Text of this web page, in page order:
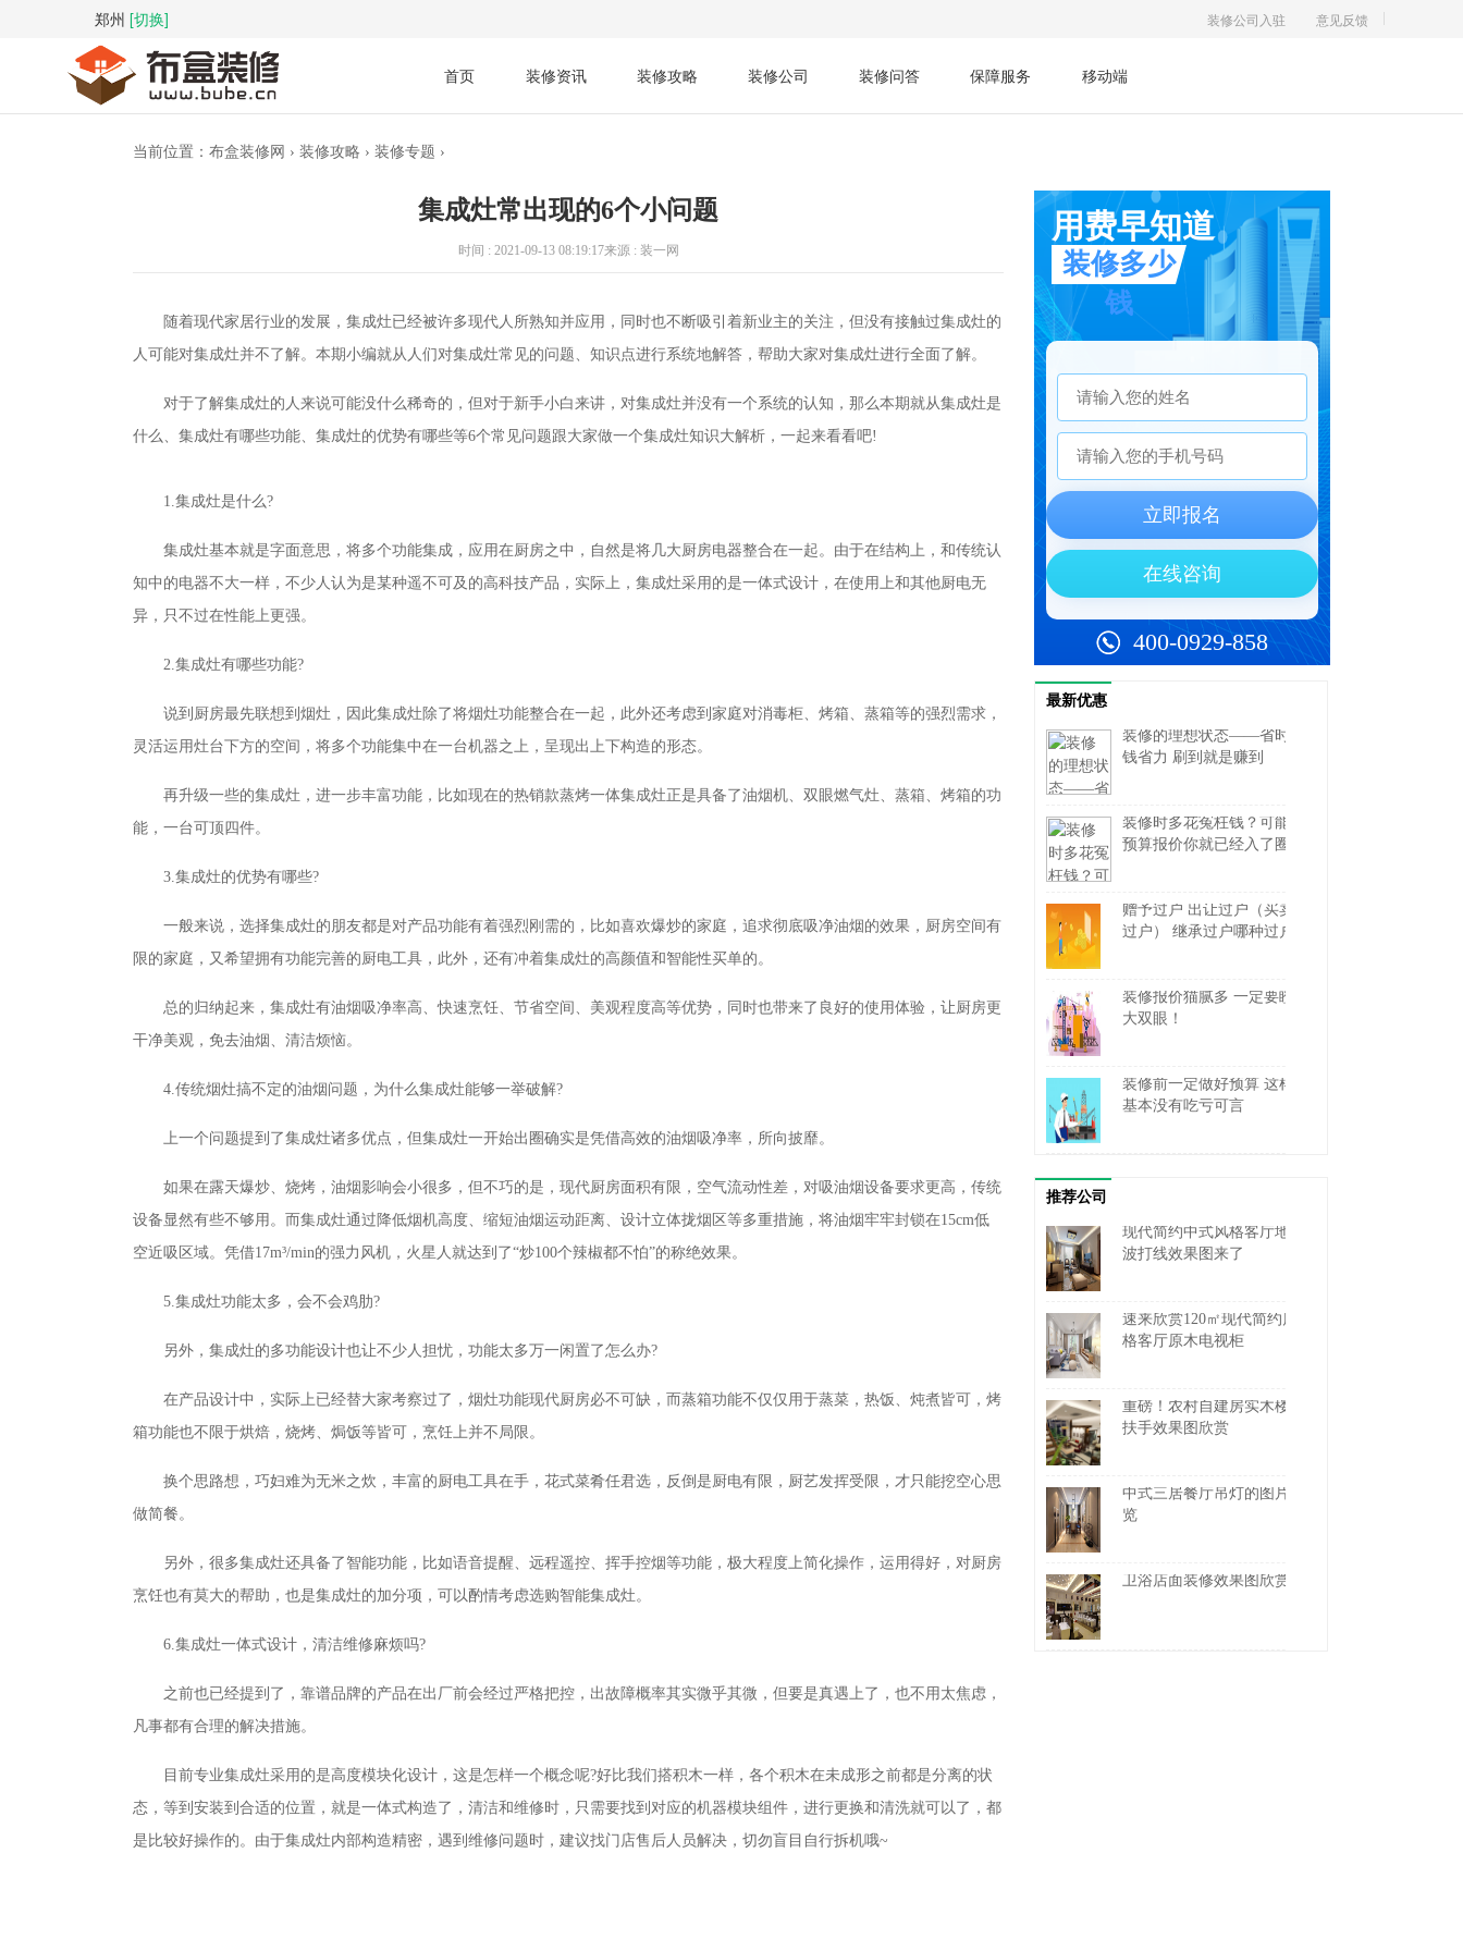
郑州 [切换] 意见反馈
装修公司入驻
首页 装修资讯 装修攻略 装修公司 装修问答 保障服务 移动端
当前位置： 布盒装修网 › 装修攻略 › 装修专题 ›
集成灶常出现的6个小问题
时间 : 2021-09-13 08:19:17来源 : 装一网
随着现代家居行业的发展，集成灶已经被许多现代人所熟知并应用，同时也不断吸引着新业主的关注，但没有接触过集成灶的
人可能对集成灶并不了解。本期小编就从人们对集成灶常见的问题、知识点进行系统地解答，帮助大家对集成灶进行全面了解。
对于了解集成灶的人来说可能没什么稀奇的，但对于新手小白来讲，对集成灶并没有一个系统的认知，那么本期就从集成灶是
什么、集成灶有哪些功能、集成灶的优势有哪些等6个常见问题跟大家做一个集成灶知识大解析，一起来看看吧!
1.集成灶是什么?
集成灶基本就是字面意思，将多个功能集成，应用在厨房之中，自然是将几大厨房电器整合在一起。由于在结构上，和传统认
知中的电器不大一样，不少人认为是某种遥不可及的高科技产品，实际上，集成灶采用的是一体式设计，在使用上和其他厨电无
异，只不过在性能上更强。
2.集成灶有哪些功能?
说到厨房最先联想到烟灶，因此集成灶除了将烟灶功能整合在一起，此外还考虑到家庭对消毒柜、烤箱、蒸箱等的强烈需求，
灵活运用灶台下方的空间，将多个功能集中在一台机器之上，呈现出上下构造的形态。
再升级一些的集成灶，进一步丰富功能，比如现在的热销款蒸烤一体集成灶正是具备了油烟机、双眼燃气灶、蒸箱、烤箱的功
能，一台可顶四件。
3.集成灶的优势有哪些?
一般来说，选择集成灶的朋友都是对产品功能有着强烈刚需的，比如喜欢爆炒的家庭，追求彻底吸净油烟的效果，厨房空间有
限的家庭，又希望拥有功能完善的厨电工具，此外，还有冲着集成灶的高颜值和智能性买单的。
总的归纳起来，集成灶有油烟吸净率高、快速烹饪、节省空间、美观程度高等优势，同时也带来了良好的使用体验，让厨房更
干净美观，免去油烟、清洁烦恼。
4.传统烟灶搞不定的油烟问题，为什么集成灶能够一举破解?
上一个问题提到了集成灶诸多优点，但集成灶一开始出圈确实是凭借高效的油烟吸净率，所向披靡。
如果在露天爆炒、烧烤，油烟影响会小很多，但不巧的是，现代厨房面积有限，空气流动性差，对吸油烟设备要求更高，传统
设备显然有些不够用。而集成灶通过降低烟机高度、缩短油烟运动距离、设计立体拢烟区等多重措施，将油烟牢牢封锁在15cm低
空近吸区域。凭借17m³/min的强力风机，火星人就达到了“炒100个辣椒都不怕”的称绝效果。
5.集成灶功能太多，会不会鸡肋?
另外，集成灶的多功能设计也让不少人担忧，功能太多万一闲置了怎么办?
在产品设计中，实际上已经替大家考察过了，烟灶功能现代厨房必不可缺，而蒸箱功能不仅仅用于蒸菜，热饭、炖煮皆可，烤
箱功能也不限于烘焙，烧烤、焗饭等皆可，烹饪上并不局限。
换个思路想，巧妇难为无米之炊，丰富的厨电工具在手，花式菜肴任君选，反倒是厨电有限，厨艺发挥受限，才只能挖空心思
做简餐。
另外，很多集成灶还具备了智能功能，比如语音提醒、远程遥控、挥手控烟等功能，极大程度上简化操作，运用得好，对厨房
烹饪也有莫大的帮助，也是集成灶的加分项，可以酌情考虑选购智能集成灶。
6.集成灶一体式设计，清洁维修麻烦吗?
之前也已经提到了，靠谱品牌的产品在出厂前会经过严格把控，出故障概率其实微乎其微，但要是真遇上了，也不用太焦虑，
凡事都有合理的解决措施。
目前专业集成灶采用的是高度模块化设计，这是怎样一个概念呢?好比我们搭积木一样，各个积木在未成形之前都是分离的状
态，等到安装到合适的位置，就是一体式构造了，清洁和维修时，只需要找到对应的机器模块组件，进行更换和清洗就可以了，都
是比较好操作的。由于集成灶内部构造精密，遇到维修问题时，建议找门店售后人员解决，切勿盲目自行拆机哦~
最新优惠
装修的理想状态——省时省
钱省力 刷到就是赚到
装修时多花冤枉钱？可能从
预算报价你就已经入了圈套
赠予过户 出让过户（买卖
过户） 继承过户哪种过户
装修报价猫腻多 一定要瞪
大双眼！
装修前一定做好预算 这样
基本没有吃亏可言
推荐公司
现代简约中式风格客厅地砖
波打线效果图来了
速来欣赏120㎡现代简约风
格客厅原木电视柜
重磅！农村自建房实木楼梯
扶手效果图欣赏
中式三居餐厅吊灯的图片一
览
卫浴店面装修效果图欣赏